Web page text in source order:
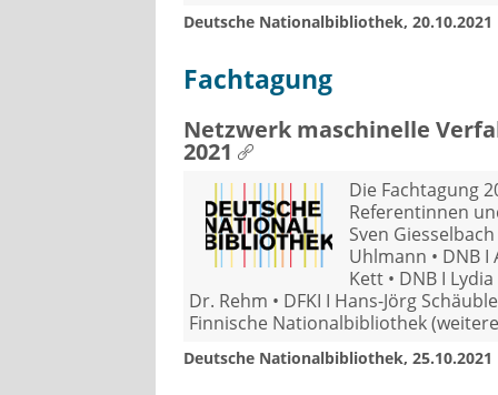
Deutsche Nationalbibliothek, 20.10.2021
Fachtagung
Netzwerk maschinelle
2021
Die Fachtagung
Referentinnen
Sven
Uhlmann • DNB
Kett • DNB Ι
Dr. Rehm • DFKI Ι Hans-Jörg
Finnische Nationalbibliothek
Deutsche Nationalbibliothek, 25.10.2021